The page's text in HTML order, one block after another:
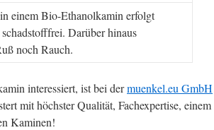
einem Bio-Ethanolkamin erfolgt
Darüber hinaus
noch Rauch.
interessiert, ist bei dermuenkel.eu GmbH
mit höchster Qualität, Fachexpertise, einem
Kaminen!